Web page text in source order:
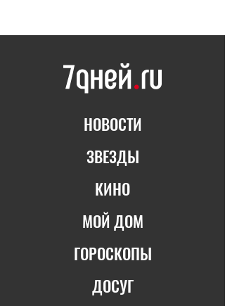
НОВОСТИ
ЗВЕЗДЫ
КИНО
МОЙ ДОМ
ГОРОСКОПЫ
ДОСУГ